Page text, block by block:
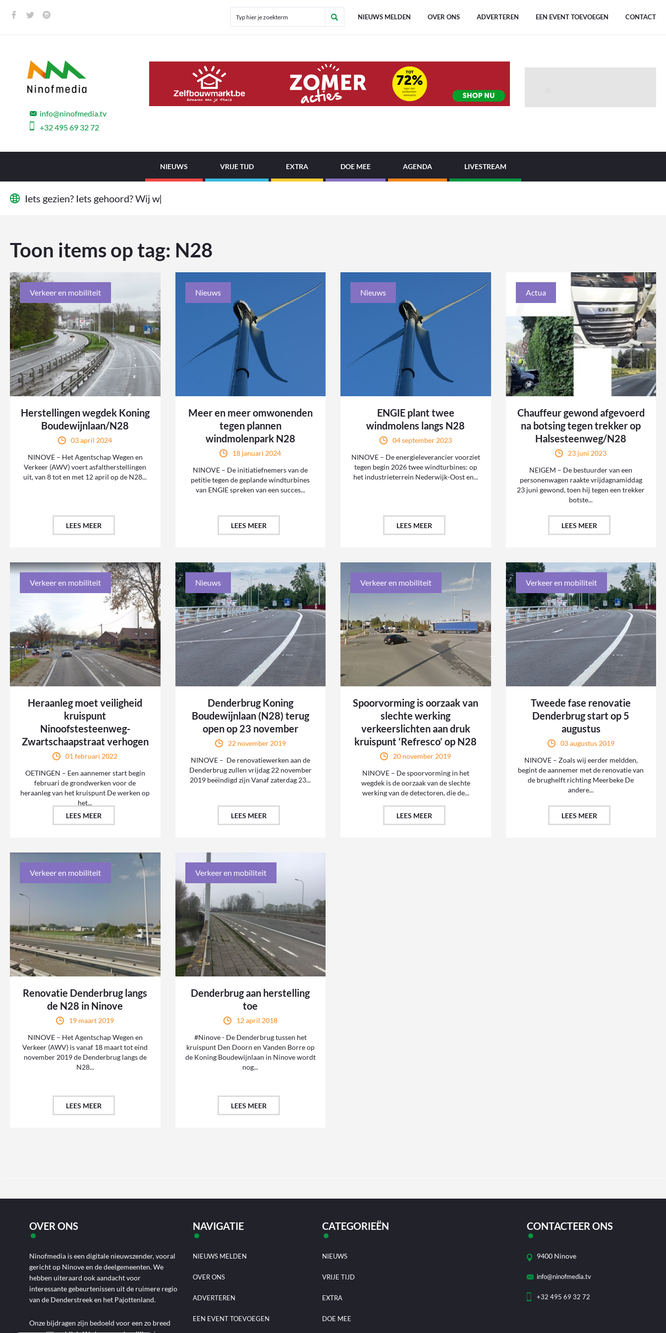
NIEUWS MELDEN OVER ONS ADVERTEREN EEN EVENT TOEVOEGEN CONTACT
info@ninofmedia.tv
+32 495 69 32 72
NIEUWS VRIJE TIJD EXTRA DOE MEE AGENDA LIVESTREAM
Iets gezien? Iets gehoord?Wij wi
Toon items op tag: N28
Verkeer en mobiliteit
Herstellingen wegdek Koning
Boudewijnlaan/N28
03 april 2024
NINOVE – Het Agentschap Wegen en
Verkeer (AWV) voert asfaltherstellingen
uit, van 8 tot en met 12 april op de N28...
LEES MEER
Nieuws
Meer en meer omwonenden
tegen plannen
windmolenpark N28
18 januari 2024
NINOVE – De initiatiefnemers van de
petitie tegen de geplande windturbines
van ENGIE spreken van een succes...
LEES MEER
Nieuws
ENGIE plant twee
windmolens langs N28
04 september 2023
NINOVE – De energieleverancier voorziet
tegen begin 2026 twee windturbines: op
het industrieterrein Nederwijk-Oost en...
LEES MEER
Actua
Chauffeur gewond afgevoerd
na botsing tegen trekker op
Halsesteenweg/N28
23 juni 2023
NEIGEM – De bestuurder van een
personenwagen raakte vrijdagnamiddag
23 juni gewond, toen hij tegen een trekker
botste...
LEES MEER
Verkeer en mobiliteit
Heraanleg moet veiligheid
kruispunt
Ninoofstesteenweg-
Zwartschaapstraat verhogen
01 februari 2022
OETINGEN – Een aannemer start begin
februari de grondwerken voor de
heraanleg van het kruispunt De werken op
het...
LEES MEER
Nieuws
Denderbrug Koning
Boudewijnlaan (N28) terug
open op 23 november
22 november 2019
NINOVE – De renovatiewerken aan de
Denderbrug zullen vrijdag 22 november
2019 beëindigd zijn Vanaf zaterdag 23...
LEES MEER
Verkeer en mobiliteit
Spoorvorming is oorzaak van
slechte werking
verkeerslichten aan druk
kruispunt ‘Refresco’ op N28
20 november 2019
NINOVE – De spoorvorming in het
wegdek is de oorzaak van de slechte
werking van de detectoren, die de...
LEES MEER
Verkeer en mobiliteit
Tweede fase renovatie
Denderbrug start op 5
augustus
03 augustus 2019
NINOVE – Zoals wij eerder meldden,
begint de aannemer met de renovatie van
de brughelft richting Meerbeke De
andere...
LEES MEER
Verkeer en mobiliteit
Renovatie Denderbrug langs
de N28 in Ninove
19 maart 2019
NINOVE – Het Agentschap Wegen en
Verkeer (AWV) is vanaf 18 maart tot eind
november 2019 de Denderbrug langs de
N28...
LEES MEER
Verkeer en mobiliteit
Denderbrug aan herstelling
toe
12 april 2018
#Ninove - De Denderbrug tussen het
kruispunt Den Doorn en Vanden Borre op
de Koning Boudewijnlaan in Ninove wordt
nog...
LEES MEER
OVER ONS
Ninofmedia is een digitale nieuwszender, vooral
gericht op Ninove en de deelgemeenten. We
hebben uiteraard ook aandacht voor
interessante gebeurtenissen uit de ruimere regio
van de Denderstreek en het Pajottenland.
Onze bijdragen zijn bedoeld voor een zo breed
NAVIGATIE
NIEUWS MELDEN
OVER ONS
ADVERTEREN
EEN EVENT TOEVOEGEN
CATEGORIEËN
NIEUWS
VRIJE TIJD
EXTRA
DOE MEE
CONTACTEER ONS
9400 Ninove
info@ninofmedia.tv
+32 495 69 32 72